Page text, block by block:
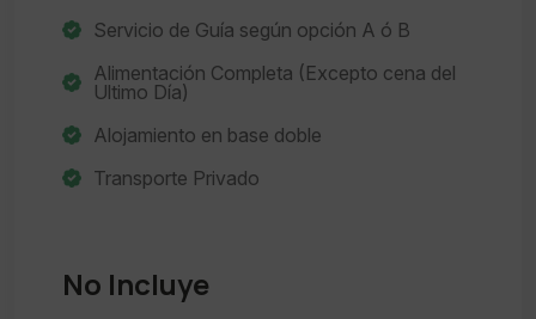
Servicio de Guía según opción A ó B
Alimentación Completa (Excepto cena del
Ultimo Día)
Alojamiento en base doble
Transporte Privado
No Incluye